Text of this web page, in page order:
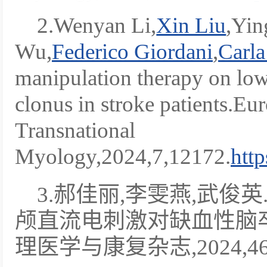
2.Wenyan Li,Xin Liu
Wu,Federico Giordani,
manipulation therapy on
clonus in stroke
Transnational
Myology,2024,7,12172.
3.郝佳丽,李雯燕,武俊
颅直流电刺激对缺血性
理医学与康复杂志